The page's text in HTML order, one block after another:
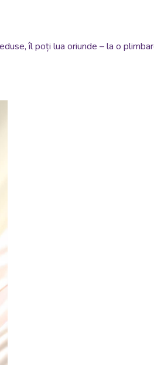
îl poți lua oriunde – la o